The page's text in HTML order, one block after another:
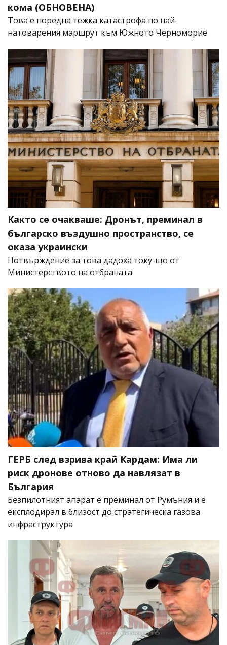
кома (ОБНОВЕНА)
Това е поредна тежка катастрофа по най-
натоварения маршрут към Южното Черноморие
Както се очакваше: Дронът, преминал в
българско въздушно пространство, се
оказа украински
Потвърждение за това дадоха току-що от
Министерството на отбраната
ГЕРБ след взрива край Кардам: Има ли
риск дронове отново да навлязат в
България
Безпилотният апарат е преминал от Румъния и е
експлодирал в близост до стратегическа газова
инфраструктура